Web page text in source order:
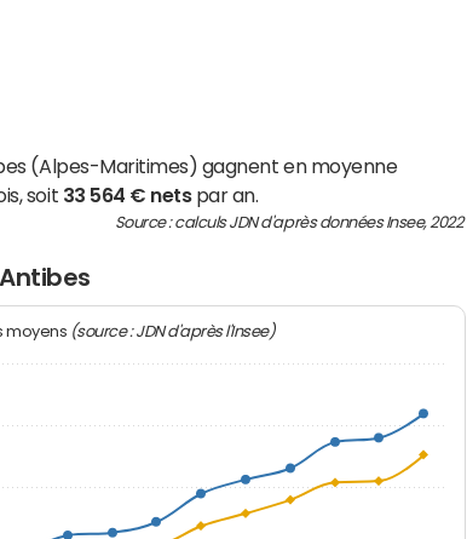
(Alpes-Maritimes) gagnent en moyenne
soit 33 564 € netspar an.
Source : calculs JDN d'après données Insee, 2022
moyens (source : JDN d'après l'Insee)